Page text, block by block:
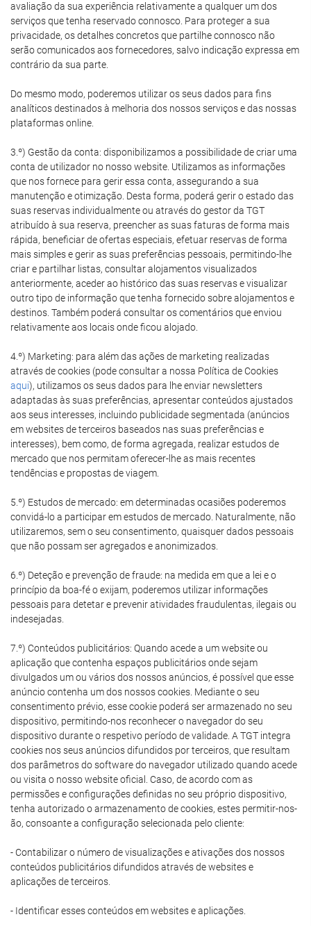
avaliação da sua experiência relativamente a qualquer um dos
serviços que tenha reservado connosco. Para proteger a sua
privacidade, os detalhes concretos que partilhe connosco não
serão comunicados aos fornecedores, salvo indicação expressa em
contrário da sua parte.
Do mesmo modo, poderemos utilizar os seus dados para fins
analíticos destinados à melhoria dos nossos serviços e das nossas
plataformas online.
3.º) Gestão da conta: disponibilizamos a possibilidade de criar uma
conta de utilizador no nosso website. Utilizamos as informações
que nos fornece para gerir essa conta, assegurando a sua
manutenção e otimização. Desta forma, poderá gerir o estado das
suas reservas individualmente ou através do gestor da TGT
atribuído à sua reserva, preencher as suas faturas de forma mais
rápida, beneficiar de ofertas especiais, efetuar reservas de forma
mais simples e gerir as suas preferências pessoais, permitindo-lhe
criar e partilhar listas, consultar alojamentos visualizados
anteriormente, aceder ao histórico das suas reservas e visualizar
outro tipo de informação que tenha fornecido sobre alojamentos e
destinos. Também poderá consultar os comentários que enviou
relativamente aos locais onde ficou alojado.
4.º) Marketing: para além das ações de marketing realizadas
através de cookies (pode consultar a nossa Política de Cookies
aqui), utilizamos os seus dados para lhe enviar newsletters
adaptadas às suas preferências, apresentar conteúdos ajustados
aos seus interesses, incluindo publicidade segmentada (anúncios
em websites de terceiros baseados nas suas preferências e
interesses), bem como, de forma agregada, realizar estudos de
mercado que nos permitam oferecer-lhe as mais recentes
tendências e propostas de viagem.
5.º) Estudos de mercado: em determinadas ocasiões poderemos
convidá-lo a participar em estudos de mercado. Naturalmente, não
utilizaremos, sem o seu consentimento, quaisquer dados pessoais
que não possam ser agregados e anonimizados.
6.º) Deteção e prevenção de fraude: na medida em que a lei e o
princípio da boa-fé o exijam, poderemos utilizar informações
pessoais para detetar e prevenir atividades fraudulentas, ilegais ou
indesejadas.
7.º) Conteúdos publicitários: Quando acede a um website ou
aplicação que contenha espaços publicitários onde sejam
divulgados um ou vários dos nossos anúncios, é possível que esse
anúncio contenha um dos nossos cookies. Mediante o seu
consentimento prévio, esse cookie poderá ser armazenado no seu
dispositivo, permitindo-nos reconhecer o navegador do seu
dispositivo durante o respetivo período de validade. A TGT integra
cookies nos seus anúncios difundidos por terceiros, que resultam
dos parâmetros do software do navegador utilizado quando acede
ou visita o nosso website oficial. Caso, de acordo com as
permissões e configurações definidas no seu próprio dispositivo,
tenha autorizado o armazenamento de cookies, estes permitir-nos-
ão, consoante a configuração selecionada pelo cliente:
- Contabilizar o número de visualizações e ativações dos nossos
conteúdos publicitários difundidos através de websites e
aplicações de terceiros.
- Identificar esses conteúdos em websites e aplicações.